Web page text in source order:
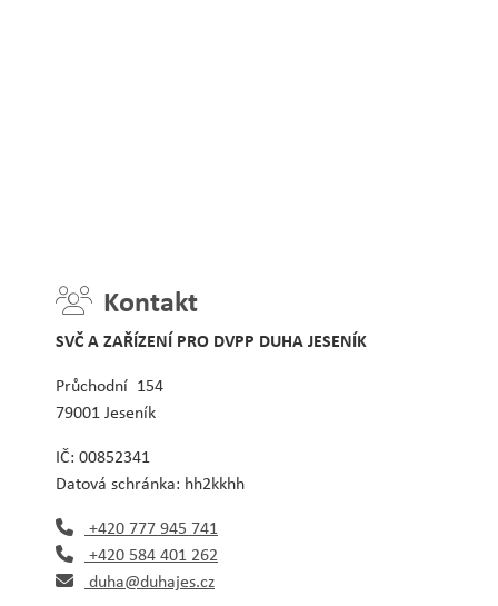
Kontakt
SVČ A ZAŘÍZENÍ PRO DVPP DUHA JESENÍK
Průchodní 154
79001 Jeseník
IČ: 00852341
Datová schránka: hh2kkhh
+420 777 945 741
+420 584 401 262
duha@duhajes.cz